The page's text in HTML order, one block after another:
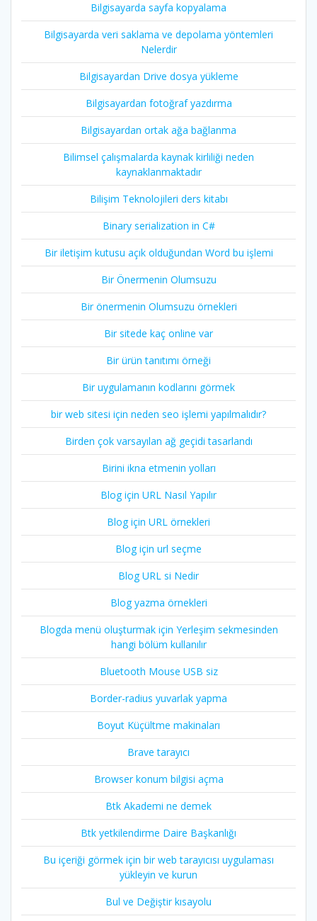
Bilgisayarda sayfa kopyalama
Bilgisayarda veri saklama ve depolama yöntemleri
Nelerdir
Bilgisayardan Drive dosya yükleme
Bilgisayardan fotoğraf yazdırma
Bilgisayardan ortak ağa bağlanma
Bilimsel çalışmalarda kaynak kirliliği neden
kaynaklanmaktadır
Bilişim Teknolojileri ders kitabı
Binary serialization in C#
Bir iletişim kutusu açık olduğundan Word bu işlemi
Bir Önermenin Olumsuzu
Bir önermenin Olumsuzu örnekleri
Bir sitede kaç online var
Bir ürün tanıtımı örneği
Bir uygulamanın kodlarını görmek
bir web sitesi için neden seo işlemi yapılmalıdır?
Birden çok varsayılan ağ geçidi tasarlandı
Birini ikna etmenin yolları
Blog için URL Nasıl Yapılır
Blog için URL örnekleri
Blog için url seçme
Blog URL si Nedir
Blog yazma örnekleri
Blogda menü oluşturmak için Yerleşim sekmesinden
hangi bölüm kullanılır
Bluetooth Mouse USB siz
Border-radius yuvarlak yapma
Boyut Küçültme makinaları
Brave tarayıcı
Browser konum bilgisi açma
Btk Akademi ne demek
Btk yetkilendirme Daire Başkanlığı
Bu içeriği görmek için bir web tarayıcısı uygulaması
yükleyin ve kurun
Bul ve Değiştir kısayolu